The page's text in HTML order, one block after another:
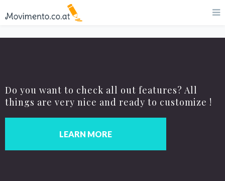
Do you want to check all out features? All
things are very nice and ready to customize !
LEARN MORE